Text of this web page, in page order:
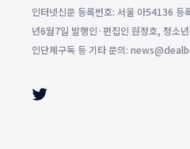
인터넷신문 등록번호: 서울 아54136
년6월7일 발행인·편집인 원정호, 청소
인단체구독 등 기타 문의: